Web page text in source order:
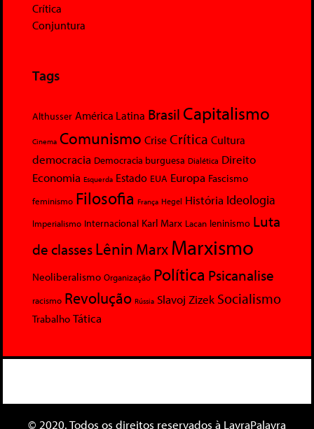
Crítica
Conjuntura
Tags
Althusser América Latina Brasil Capitalismo
Cinema Comunismo Crise Crítica Cultura
democracia Democracia burguesa Dialética Direito
Economia Esquerda Estado EUA Europa Fascismo
feminismo Filosofia França Hegel História Ideologia
Imperialismo Internacional Karl Marx Lacan leninismo Luta
de classesLênin MarxMarxismo
Neoliberalismo Organização Política Psicanalise
racismo Revolução Rússia Slavoj Zizek Socialismo
Trabalho Tática
© 2020. Todos os direitos reservados à LavraPalavra